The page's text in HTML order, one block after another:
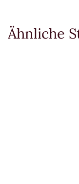
Ähnliche